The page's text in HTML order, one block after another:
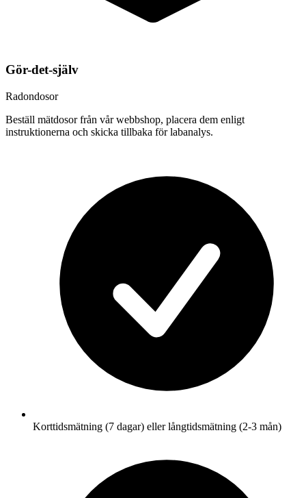
Gör-det-själv
Radondosor
Beställ mätdosor från vår webbshop, placera dem enligt
instruktionerna och skicka tillbaka för labanalys.
Korttidsmätning (7 dagar) eller långtidsmätning (2-3 mån)